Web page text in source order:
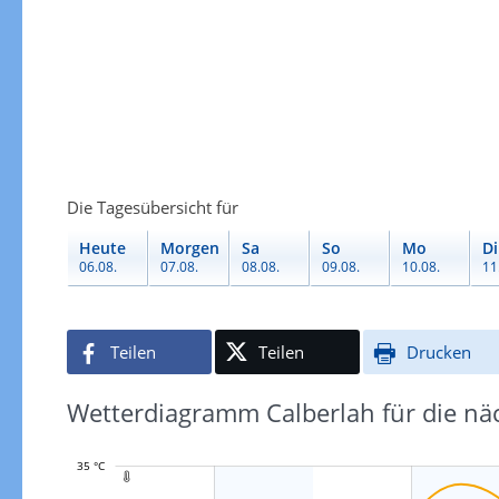
Die Tagesübersicht für
Heute
06.08.
Morgen
07.08.
Sa
08.08.
So
09.08.
Mo
10.08.
Di
Teilen Teilen Drucken
Wetterdiagramm Calberlah für die

35 °C